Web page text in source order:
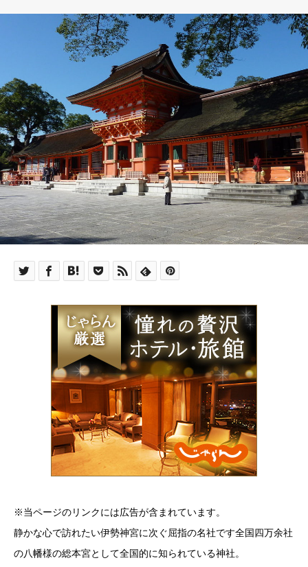
※当ページのリンクには広告が含まれています。
静かな心で訪れたい伊勢神宮に次ぐ屈指の名社です全国四万余社
の八幡様の総本宮として全国的に知られている神社。